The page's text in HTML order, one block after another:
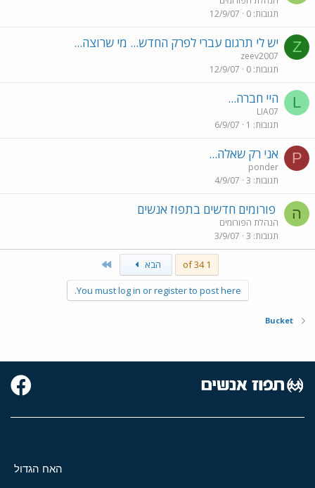
תגובות 0
12/9/07
Z יש לי תרגום עברי לפרק החדש... מי שרוצה...
zeev2007
תגובות 0
12/9/07
L היי חברה...
LIA07
תגובות 1
6/9/07
P אני רק שאלה...
ponder
תגובות 3
4/9/07
ה פורומים חדשים בתפוז אנשים
הנהלת הפורומים
תגובות 3
3/9/07
1 of 34 הבא
You must log in or register to post here.
Bucket
האח הגדול